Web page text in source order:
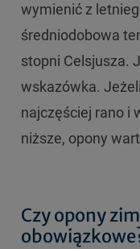
wymienić z
średniodobowa
stopni Celsjusza.
wskazówka.
najczęściej rano i
niższe, opony
Czy opony